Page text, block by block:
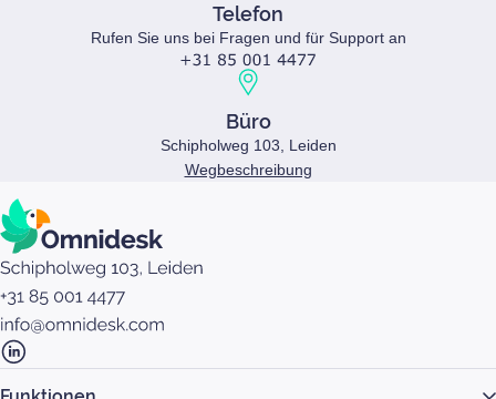
Telefon
Rufen Sie uns bei Fragen und für Support an
Büro
Schipholweg 103, Leiden
Wegbeschreibung